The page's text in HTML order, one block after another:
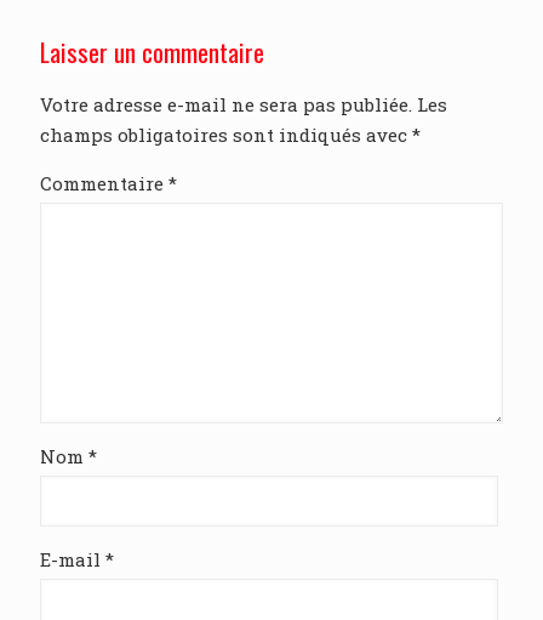
Laisser un commentaire
Votre adresse e-mail ne sera pas publiée. Les
champs obligatoires sont indiqués avec *
Commentaire *
Nom *
E-mail *